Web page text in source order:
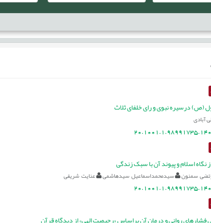
(ص) درسیره نبوی و رای خلفای ثلاث
آبادی
نگاه اسلام و پیوند آن با سبک زندگی
سمنون سیدمحمداسماعیل سیدهاشمی عنایت شریفی
روانی و درمان آن براساس «رحیمیت الهی» از دیدگاه قرآن